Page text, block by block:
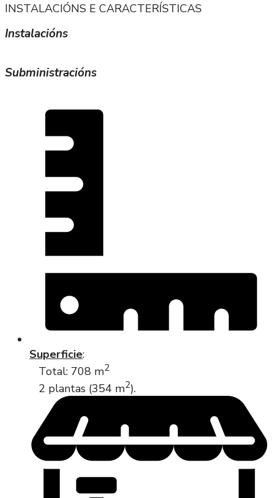
INSTALACIÓNS E CARACTERÍSTICAS
Instalacións
Subministracións
Superficie:
Total: 708 m2
2 plantas (354 m2).